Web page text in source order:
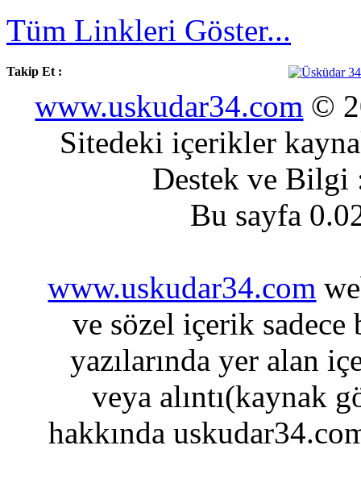
Tüm Linkleri Göster...
Takip Et :
www.uskudar34.com ©
Sitedeki içerikler
Destek ve
Bu sayfa
www.uskudar34.com
ve sözel içerik sadece
yazılarında yer alan
veya alıntı(kaynak
hakkında